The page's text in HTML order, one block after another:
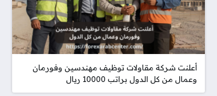
أعلنت شركة مقاولات توظيف مهندسين وفورمان
وعمال من كل الدول براتب 10000 ريال